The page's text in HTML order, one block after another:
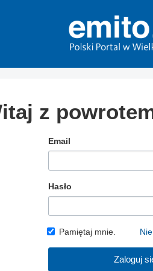
z
Email
Hasło
Pamiętaj mnie.
Zaloguj